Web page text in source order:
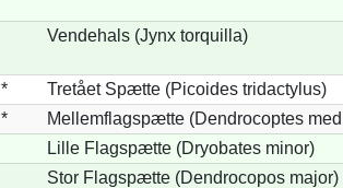
Vendehals (Jynx torquilla)
*
Tretået Spætte (Picoides tridactylus)
*
Mellemflagspætte (Dendrocoptes
Lille Flagspætte (Dryobates minor)
Stor Flagspætte (Dendrocopos major)